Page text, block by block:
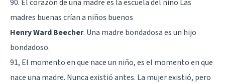
90. El corazón de una madre es la escuela del niño Las
madres buenas crían a niños buenos
Henry Ward Beecher. Una madre bondadosa es un hijo
bondadoso.
91, El momento en que nace un niño, es el momento en que
nace una madre. Nunca existió antes. La mujer existió, pero